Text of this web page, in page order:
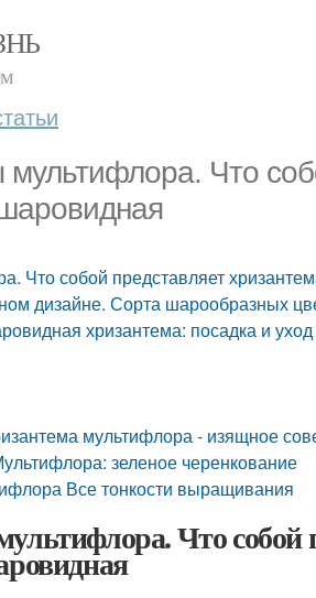
Что
Что собой представляет
дизайне. Сорта шарообразных
хризантема: посадка и уход
мультифлора - изящное
зеленое черенкование
Все тонкости выращивания
Что собой